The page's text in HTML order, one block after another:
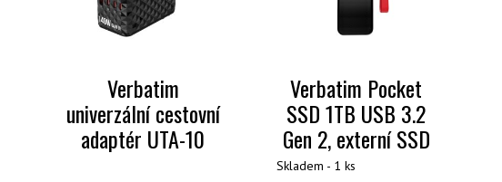
Verbatim
univerzální cestovní
adaptér UTA-10
Verbatim Pocket
SSD 1TB USB 3.2
Gen 2, externí SSD
Skladem - 1 ks